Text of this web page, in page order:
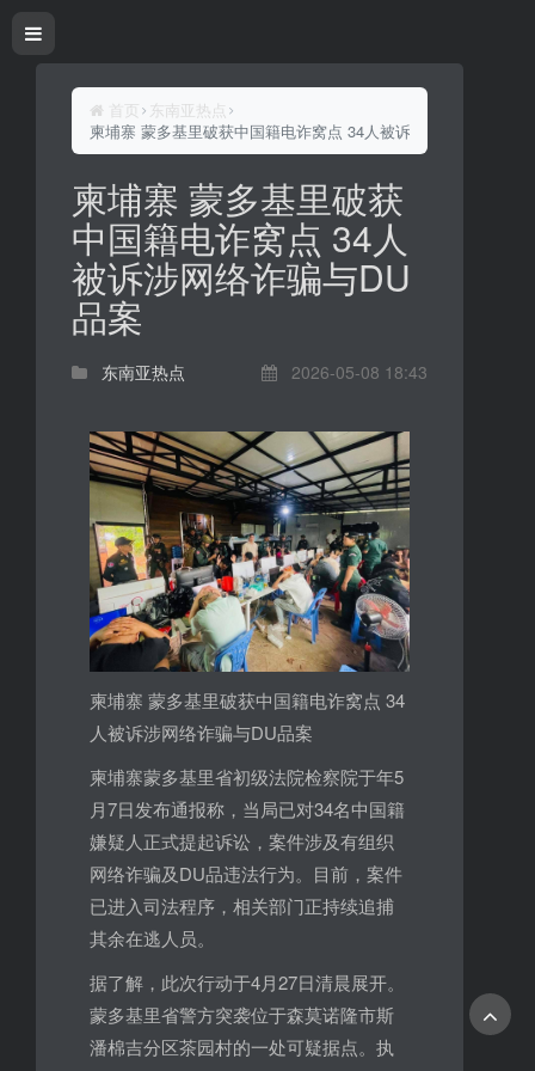
首页
东南亚热点
柬埔寨 蒙多基里破获中国籍电诈窝点 34人被诉涉网络诈骗与DU
柬埔寨 蒙多基里破获
中国籍电诈窝点 34人
被诉涉网络诈骗与DU
品案
东南亚热点 2026-05-08 18:43
柬埔寨 蒙多基里破获中国籍电诈窝点 34
人被诉涉网络诈骗与DU品案
柬埔寨蒙多基里省初级法院检察院于年5
月7日发布通报称，当局已对34名中国籍
嫌疑人正式提起诉讼，案件涉及有组织
网络诈骗及DU品违法行为。目前，案件
已进入司法程序，相关部门正持续追捕
其余在逃人员。
据了解，此次行动于4月27日清晨展开。
蒙多基里省警方突袭位于森莫诺隆市斯
潘棉吉分区茶园村的一处可疑据点。执